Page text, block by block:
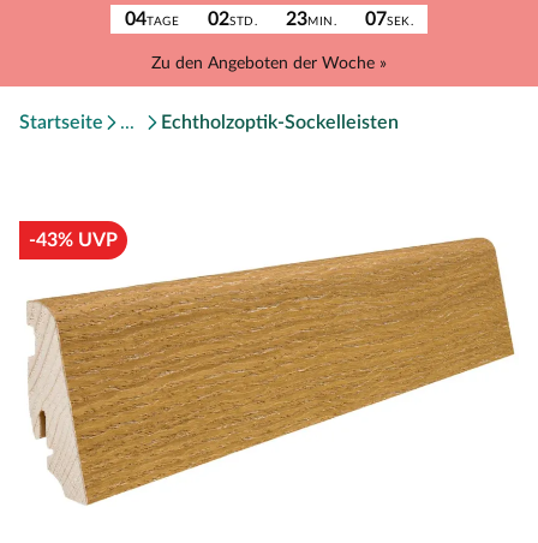
04TAGE 02STD. 23MIN. 07SEK.
Zu den Angeboten der Woche »
Startseite Echtholzoptik-Sockelleisten
-43% UVP